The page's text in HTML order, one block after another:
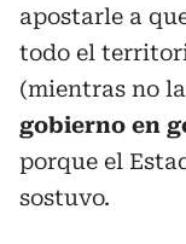
apostarle a
todo el
(mientras no
gobierno en
porque el
sostuvo.